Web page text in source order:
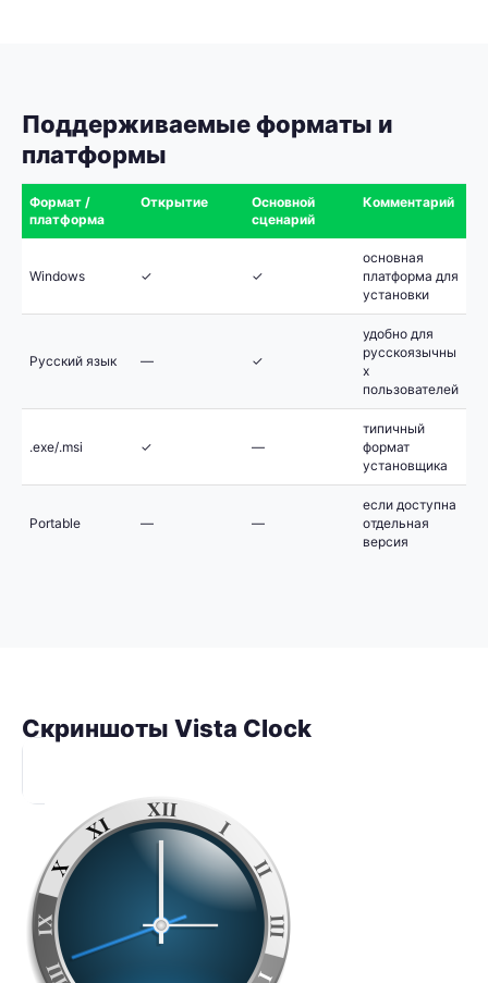
Поддерживаемые форматы и
платформы
Формат /
платформа
Открытие
Основной
сценарий
Комментарий
Windows ✓ ✓
основная
платформа для
установки
Русский язык — ✓
удобно для
русскоязычны
х
пользователей
.exe/.msi ✓ —
типичный
формат
установщика
Portable — —
если доступна
отдельная
версия
Скриншоты Vista Clock